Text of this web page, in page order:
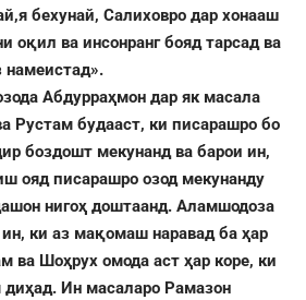
бехунай, Салиховро дар хонааш
оқил ва инсонранг бояд тарсад ва
намеистад».
Абдурраҳмон дар як масала
Рустам будааст, ки писарашро бо
боздошт мекунанд ва барои ин,
ояд писарашро озод мекунанду
нигоҳ доштаанд. Аламшодоза
ки аз мақомаш наравад ба ҳар
ва Шоҳрух омода аст ҳар коре, ки
диҳад. Ин масаларо Рамазон